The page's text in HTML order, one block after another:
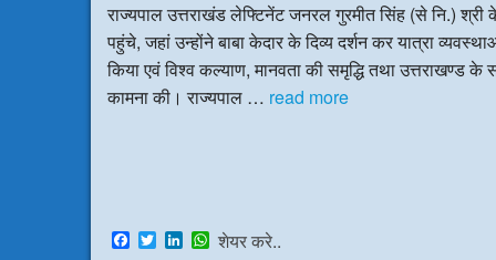
राज्यपाल उत्तराखंड लेफ्टिनेंट जनरल गुरमीत सिंह (से नि.) श्री
पहुंचे, जहां उन्होंने बाबा केदार के दिव्य दर्शन कर यात्रा
किया एवं विश्व कल्याण, मानवता की समृद्धि तथा उत्तराखण्ड
कामना की। राज्यपाल … read more
F T L W
शेयर करे..